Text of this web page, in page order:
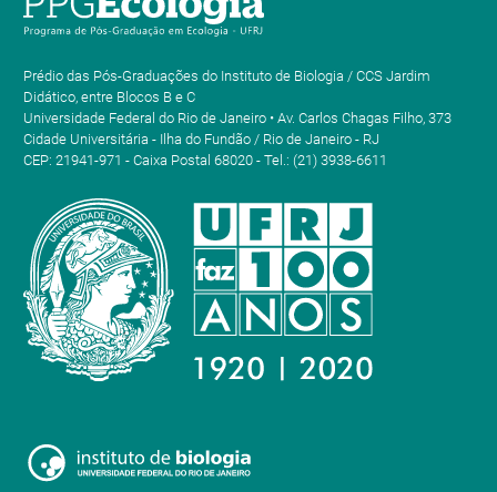
Prédio das Pós-Graduações do Instituto de Biologia / CCS Jardim
Didático, entre Blocos B e C
Universidade Federal do Rio de Janeiro • Av. Carlos Chagas Filho, 373
Cidade Universitária - Ilha do Fundão / Rio de Janeiro - RJ
CEP: 21941-971 - Caixa Postal 68020 - Tel.: (21) 3938-6611